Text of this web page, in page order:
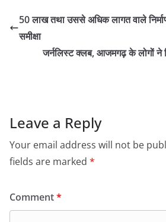
50 लाख तथा उससे अधिक लागत वाले
समीक्षा
जर्नलिस्ट क्लब, आजमगढ़ के लोगों ने
Leave a Reply
Your email address will not be
fields are marked *
Comment*